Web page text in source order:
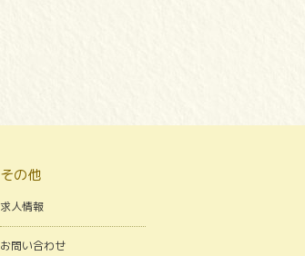
その他
求人情報
お問い合わせ